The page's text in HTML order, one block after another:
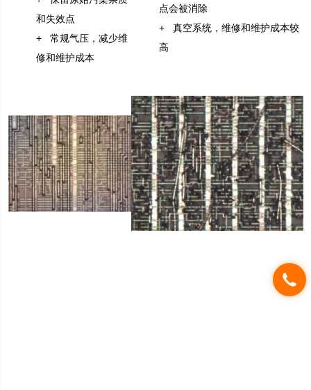
和失效点
+ 常规气压，减少维
修和维护成本
点会被消除
+ 真空系统，维修和维护成本较
高
适用于可靠性测试和失效分析的开